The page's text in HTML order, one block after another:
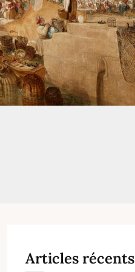
Articles récents